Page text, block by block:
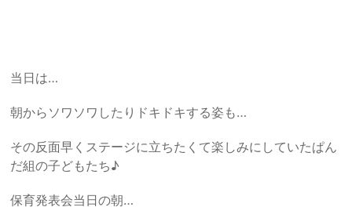
当日は…
朝からソワソワしたりドキドキする姿も…
その反面早くステージに立ちたくて楽しみにしていたぱん
だ組の子どもたち♪
保育発表会当日の朝…